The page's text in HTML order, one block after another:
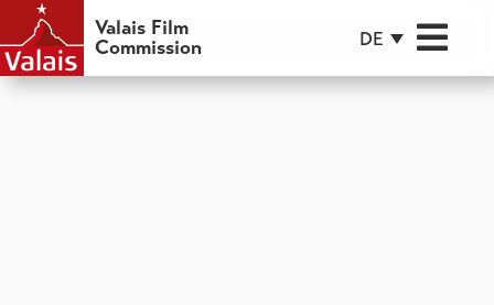
Valais Film
Commission
DE